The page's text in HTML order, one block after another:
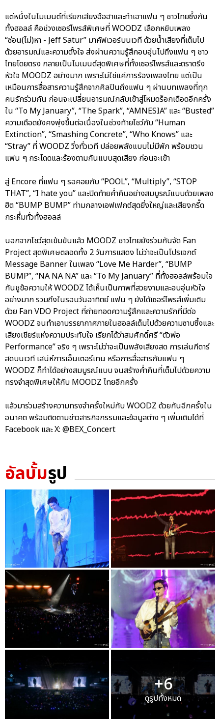
แต่หนึ่งในโมเมนต์ที่เรียกเสียงฮือฮาและทำเอาแฟน ๆ ชาวไทยซึ้งกัน
ทั้งฮอลล์ คือช่วงเซอร์ไพรส์พิเศษที่ WOODZ เลือกหยิบเพลง
“ซ่อน(ไม่)หา - Jeff Satur” มาคัฟเวอร์บนเวที ด้วยน้ำเสียงที่เต็มไป
ด้วยอารมณ์และความตั้งใจ ส่งผ่านความรู้สึกอบอุ่นไปถึงแฟน ๆ ชาว
ไทยโดยตรง กลายเป็นโมเมนต์สุดพิเศษที่ทั้งเซอร์ไพรส์และตราตรึง
หัวใจ MOODZ อย่างมาก เพราะไม่ใช่แค่การร้องเพลงไทย แต่เป็น
เหมือนการสื่อสารความรู้สึกจากศิลปินถึงแฟน ๆ ผ่านบทเพลงที่ทุก
คนรักร่วมกัน ก่อนจะเปลี่ยนอารมณ์กลับเข้าสู่โหมดร็อกเดือดอีกครั้ง
ใน “To My January”, “The Spark”, “AMNESIA” และ “Busted”
ความเดือดยังคงพุ่งขึ้นต่อเนื่องในช่วงท้ายโชว์กับ “Human
Extinction”, “Smashing Concrete”, “Who Knows” และ
“Stray” ที่ WOODZ วิ่งทั่วเวที ปล่อยพลังแบบไม่มีพัก พร้อมชวน
แฟน ๆ กระโดดและร้องตามกันแบบสุดเสียง ก่อนจะเข้า
สู่ Encore ที่แฟน ๆ รอคอยกับ “POOL”, “Multiply”, “STOP
THAT”, “I hate you” และปิดท้ายค่ำคืนอย่างสมบูรณ์แบบด้วยเพลง
ฮิต “BUMP BUMP” ท่ามกลางเอฟเฟกต์สุดยิ่งใหญ่และเสียงกรี๊ด
กระหึ่มทั่วทั้งฮอลล์
นอกจากโชว์สุดเข้มข้นแล้ว MOODZ ชาวไทยยังร่วมกันจัด Fan
Project สุดพิเศษตลอดทั้ง 2 วันการแสดง ไม่ว่าจะเป็นโปรเจกต์
Message Banner ในเพลง “Love Me Harder”, “BUMP
BUMP”, “NA NA NA” และ “To My January” ที่ทั้งฮอลล์พร้อมใจ
กันชูข้อความให้ WOODZ ได้เห็นเป็นภาพที่สวยงามและอบอุ่นหัวใจ
อย่างมาก รวมถึงในรอบวันอาทิตย์ แฟน ๆ ยังได้เซอร์ไพรส์เพิ่มเติม
ด้วย Fan VDO Project ที่ถ่ายทอดความรู้สึกและความรักที่มีต่อ
WOODZ จนทำเอาบรรยากาศภายในฮอลล์เต็มไปด้วยความซาบซึ้งและ
เสียงเชียร์แห่งความประทับใจ เรียกได้ว่าสมศักดิ์ศรี “ตัวพ่อ
Performance” จริง ๆ เพราะไม่ว่าจะเป็นพลังเสียงสด การเล่นกีตาร์
สดบนเวที เสน่ห์การเอ็นเตอร์เทน หรือการสื่อสารกับแฟน ๆ
WOODZ ก็ทำได้อย่างสมบูรณ์แบบ จนสร้างค่ำคืนที่เต็มไปด้วยความ
ทรงจำสุดพิเศษให้กับ MOODZ ไทยอีกครั้ง
แล้วมาร่วมสร้างความทรงจำครั้งใหม่กับ WOODZ ด้วยกันอีกครั้งใน
อนาคต พร้อมติดตามข่าวสารกิจกรรมและข้อมูลต่าง ๆ เพิ่มเติมได้ที่
Facebook และ X: @BEX_Concert
อัลบั้มรูป
+6
ดูรูปทั้งหมด